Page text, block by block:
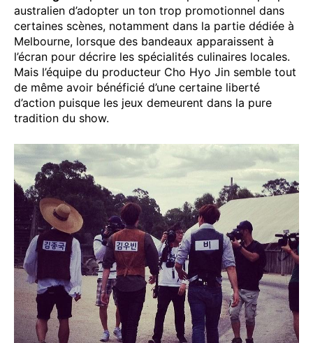
australien d’adopter un ton trop promotionnel dans
certaines scènes, notamment dans la partie dédiée à
Melbourne, lorsque des bandeaux apparaissent à
l’écran pour décrire les spécialités culinaires locales.
Mais l’équipe du producteur Cho Hyo Jin semble tout
de même avoir bénéficié d’une certaine liberté
d’action puisque les jeux demeurent dans la pure
tradition du show.